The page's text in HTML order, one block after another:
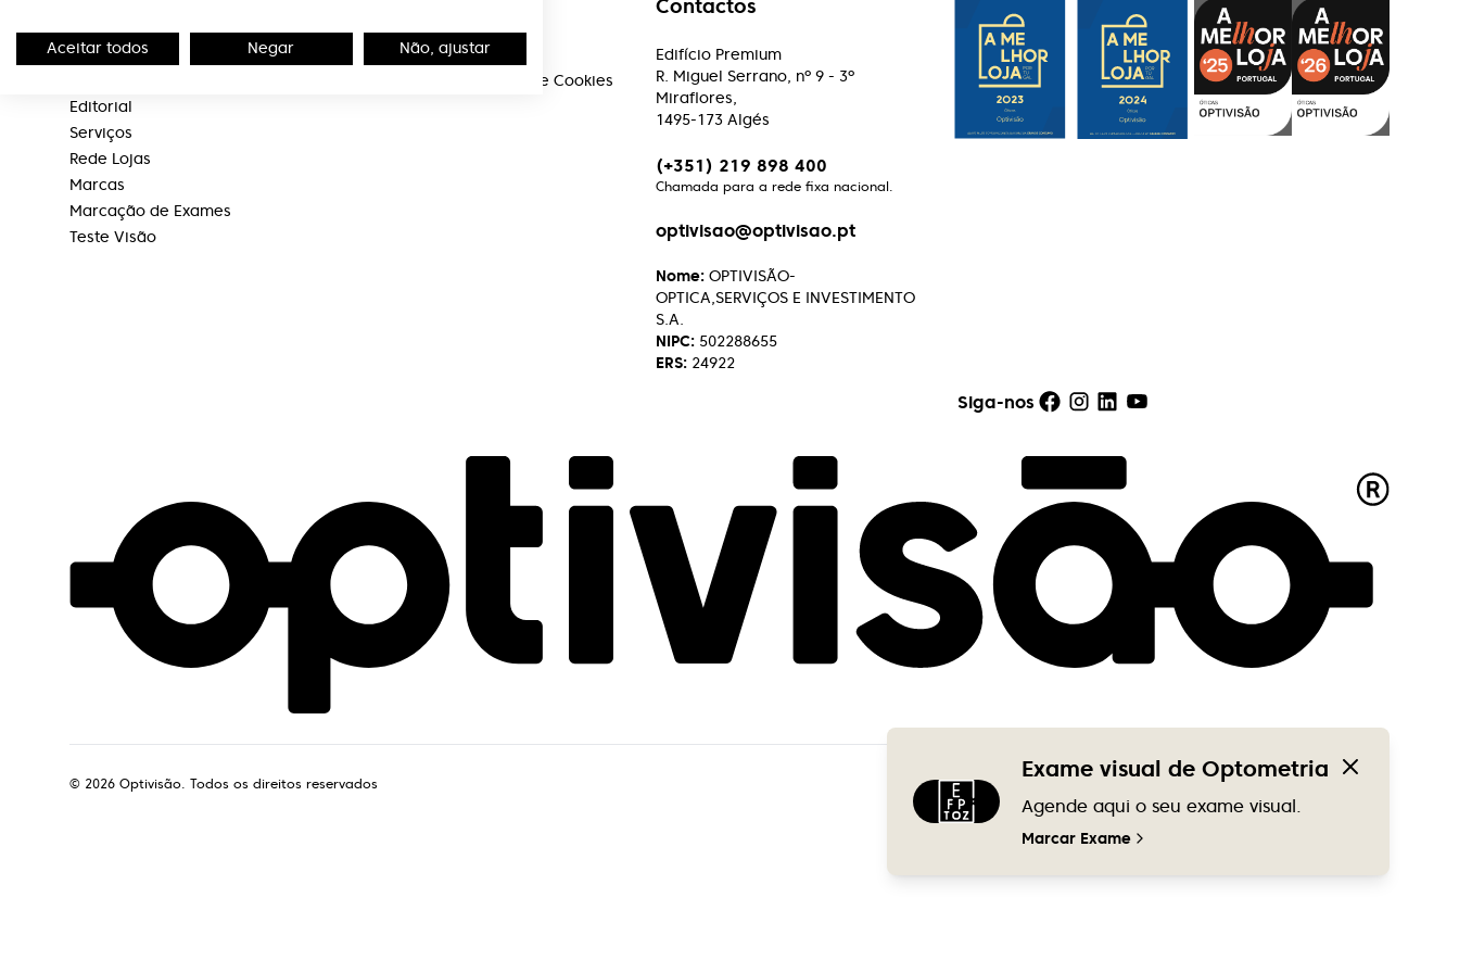
Sobre Nós
Editorial
Serviços
Rede Lojas
Marcas
Marcação de Exames
Teste Visão
Livro de reclamações
Política de Privacidade e Cookies
Contactos
Edifício Premium
R. Miguel Serrano, nº 9 - 3º
Miraflores,
1495-173 Algés
(+351) 219 898 400
Chamada para a rede fixa nacional.
optivisao@optivisao.pt
Nome: OPTIVISÃO-
OPTICA,SERVIÇOS E INVESTIMENTO
S.A.
NIPC: 502288655
ERS: 24922
Siga-nos
© 2026 Optivisão. Todos os direitos reservados
Exame visual de Optometria
Agende aqui o seu exame visual.
Marcar Exame
Aceitar todos Negar Não, ajustar